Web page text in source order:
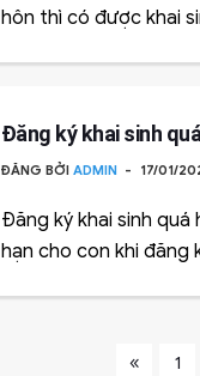
hôn thì có được khai
Đăng ký khai sinh
ĐĂNG BỞI ADMIN 17/01/
Đăng ký khai sinh quá
hạn cho con khi đăng
« 1